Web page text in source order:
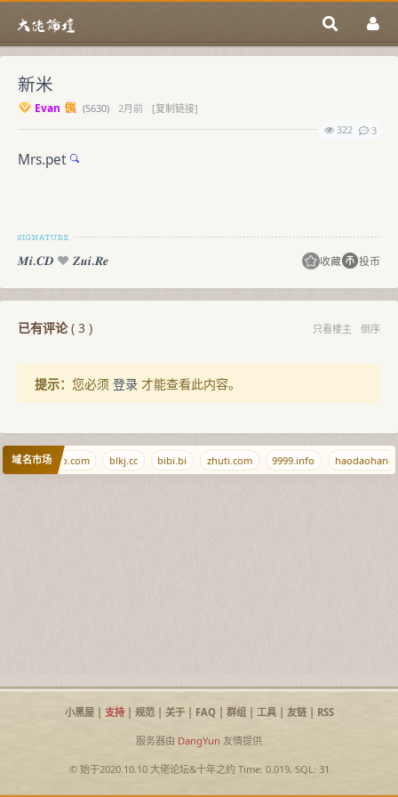
新米
Evan (5630) 2月前
[复制链接]
322
3
Mrs.pet
𝑴𝒊.𝑪𝑫 ♥️ 𝒁𝒖𝒊.𝑹𝒆 收藏 投币
已有评论( 3 ) 只看楼主 倒序
提示： 您必须 登录 才能查看此内容。
域名市场
xiangyao.com blkj.cc bibi.bi zhuti.com 9999.info
小黑屋| 支持| 规范| 关于| FAQ| 群组| 工具| 友链| RSS
服务器由 DangYun 友情提供
© 始于2020.10.10 大佬论坛&十年之约Time: 0.019, SQL: 31